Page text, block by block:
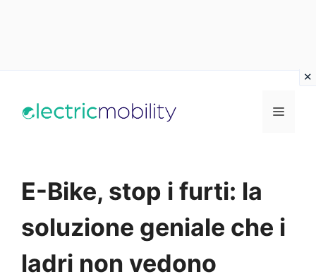
Menu
E-Bike, stop i furti: la
soluzione geniale che i
ladri non vedono